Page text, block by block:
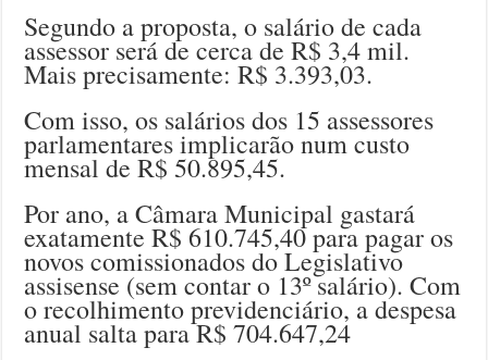
Segundo a proposta, o salário de cada
assessor será de cerca de R$ 3,4 mil.
Mais precisamente: R$ 3.393,03.
Com isso, os salários dos 15 assessores
parlamentares implicarão num custo
mensal de R$ 50.895,45.
Por ano, a Câmara Municipal gastará
exatamente R$ 610.745,40 para pagar os
novos comissionados do Legislativo
assisense (sem contar o 13º salário). Com
o recolhimento previdenciário, a despesa
anual salta para R$ 704.647,24